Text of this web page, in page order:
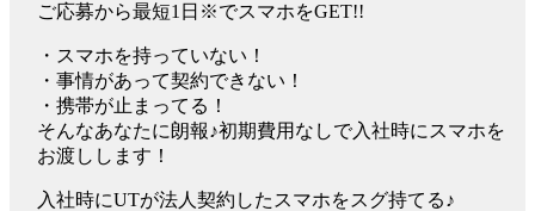
ご応募から最短1日※でスマホをGET!!
・スマホを持っていない！
・事情があって契約できない！
・携帯が止まってる！
そんなあなたに朗報♪初期費用なしで入社時にスマホを
お渡しします！
入社時にUTが法人契約したスマホをスグ持てる♪